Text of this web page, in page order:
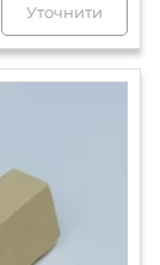
Уточнити